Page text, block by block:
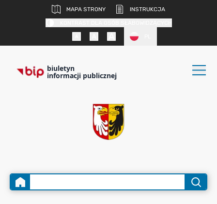
MAPA STRONY
INSTRUKCJA
biuletyn
informacji publicznej